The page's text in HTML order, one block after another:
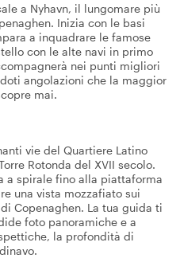
a Nyhavn, il lungomare più
Inizia con le basi
a inquadrare le famose
con le alte navi in primo
nei punti migliori
angolazioni che la maggior
mai.
vie del Quartiere Latino
Rotonda del XVII secolo.
a spirale fino alla piattaforma
una vista mozzafiato sui
Copenaghen. La tua guida ti
foto panoramiche e a
la profondità di